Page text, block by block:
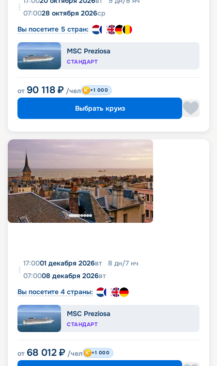
07:0028 октября 2026ср
Вы посетите 5 стран:
MSC Preziosa
СТАНДАРТ
от 90 118 ₽ /чел +1 000
Выбрать круиз
17:0001 декабря 2026вт 8 дн/7 нч
07:0008 декабря 2026вт
Вы посетите 4 страны:
MSC Preziosa
СТАНДАРТ
от 68 012 ₽ /чел +1 000